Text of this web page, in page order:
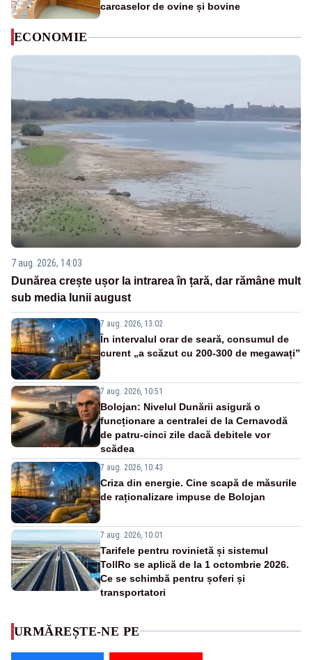
carcaselor de ovine și bovine
ECONOMIE
7 aug. 2026, 14:03
Dunărea crește ușor la intrarea în țară, dar rămâne mult
sub media lunii august
7 aug. 2026, 13:02
În intervalul orar de seară, consumul de
curent „a scăzut cu 200-300 de megawați”
7 aug. 2026, 10:51
Bolojan: Nivelul Dunării asigură o
funcționare a centralei de la Cernavodă
de patru-cinci zile dacă debitele vor
scădea
7 aug. 2026, 10:43
Criza din energie. Cine scapă de măsurile
de raționalizare impuse de Bolojan
7 aug. 2026, 10:01
Tarifele pentru rovinietă și sistemul
TollRo se aplică de la 1 octombrie 2026.
Ce se schimbă pentru șoferi și
transportatori
URMĂREȘTE-NE PE